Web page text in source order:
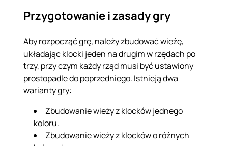
Przygotowanie i zasady gry
Aby rozpocząć grę, należy zbudować wieżę,
układając klocki jeden na drugim w rzędach po
trzy, przy czym każdy rząd musi być ustawiony
prostopadle do poprzedniego. Istnieją dwa
warianty gry:
Zbudowanie wieży z klocków jednego
koloru.
Zbudowanie wieży z klocków o różnych